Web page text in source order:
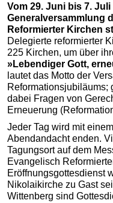
Vom 29. Juni bis 7.
Generalversammlung
Reformierter Kirchen
Delegierte reformierter
225 Kirchen, um über
»Lebendiger Gott,
lautet das Motto der
Reformationsjubiläums;
dabei Fragen von
Erneuerung
Jeder Tag wird mit
Abendandacht enden.
Tagungsort auf dem
Evangelisch
Eröffnungsgottesdienst
Nikolaikirche zu Gast
Wittenberg sind